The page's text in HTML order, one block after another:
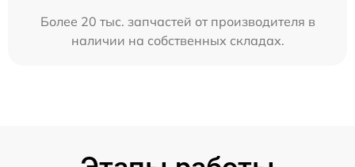
Более 20 тыс. запчастей от производителя в
наличии на собственных складах.